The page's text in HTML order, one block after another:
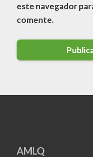
este navegador
comente.
AMLQ